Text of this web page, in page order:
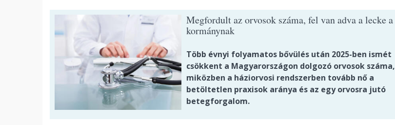
Megfordult az orvosok száma, fel van adva a lecke a
kormánynak
Több évnyi folyamatos bővülés után 2025-ben ismét
csökkent a Magyarországon dolgozó orvosok száma,
miközben a háziorvosi rendszerben tovább nő a
betöltetlen praxisok aránya és az egy orvosra jutó
betegforgalom.